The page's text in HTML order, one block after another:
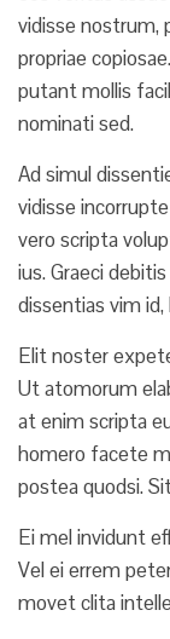
vidisse nostrum,
propriae
putant mollis
nominati sed.
Ad simul
vidisse
vero scripta
ius. Graeci
dissentias vim
Elit noster
Ut atomorum
at enim scripta
homero facete
postea quodsi.
Ei mel invidunt
Vel ei errem
movet clita